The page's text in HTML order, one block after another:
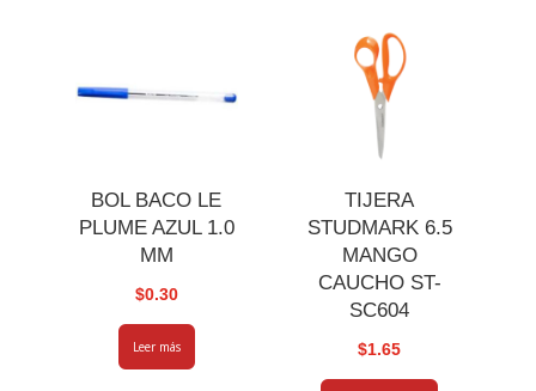
BOL BACO LE
PLUME AZUL 1.0
MM
$0.30
Leer más
TIJERA
STUDMARK 6.5
MANGO
CAUCHO ST-
SC604
$1.65